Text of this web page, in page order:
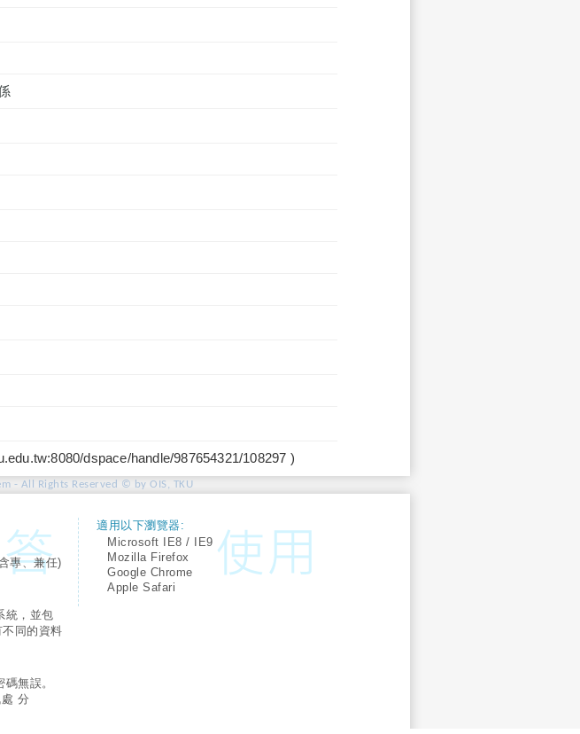
dspace/handle/987654321/108297 )
- All Rights Reserved © by OIS, TKU
專、兼任)
統，並包
同的資料
無誤。
分
適用以下瀏覽器:
Microsoft IE8 / IE9
Mozilla Firefox
Google Chrome
Apple Safari